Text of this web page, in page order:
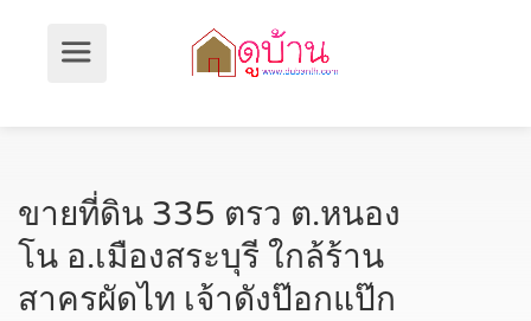
ขายที่ดิน 335 ตรว ต.หนอง
โน อ.เมืองสระบุรี ใกล้ร้าน
สาครผัดไท เจ้าดังป๊อกแป๊ก